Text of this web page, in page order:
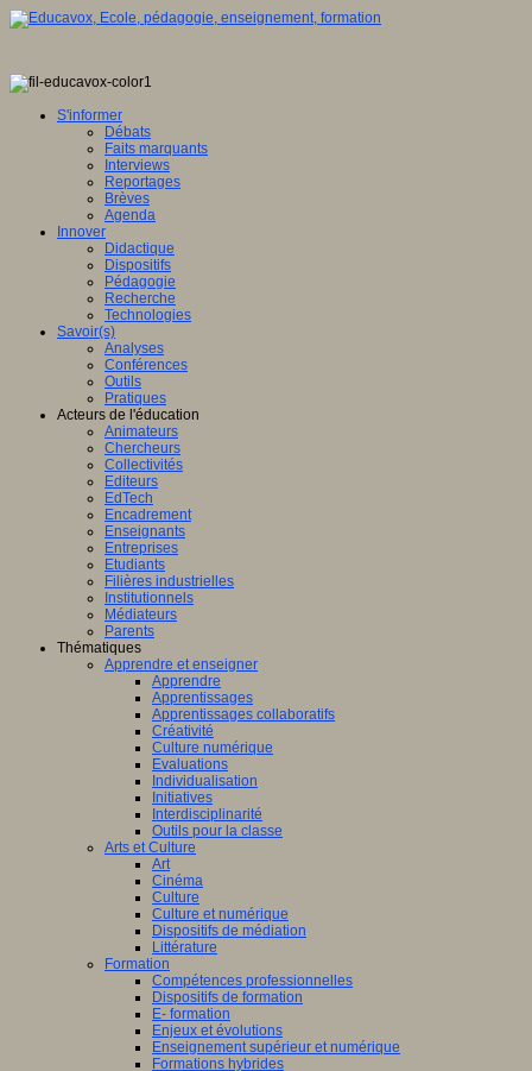
S'informer
Débats
Faits marquants
Interviews
Reportages
Brèves
Agenda
Innover
Didactique
Dispositifs
Pédagogie
Recherche
Technologies
Savoir(s)
Analyses
Conférences
Outils
Pratiques
Acteurs de l'éducation
Animateurs
Chercheurs
Collectivités
Editeurs
EdTech
Encadrement
Enseignants
Entreprises
Etudiants
Filières industrielles
Institutionnels
Médiateurs
Parents
Thématiques
Apprendre et enseigner
Apprendre
Apprentissages
Apprentissages collaboratifs
Créativité
Culture numérique
Evaluations
Individualisation
Initiatives
Interdisciplinarité
Outils pour la classe
Arts et Culture
Art
Cinéma
Culture
Culture et numérique
Dispositifs de médiation
Littérature
Formation
Compétences professionnelles
Dispositifs de formation
E- formation
Enjeux et évolutions
Enseignement supérieur et numérique
Formations hybrides